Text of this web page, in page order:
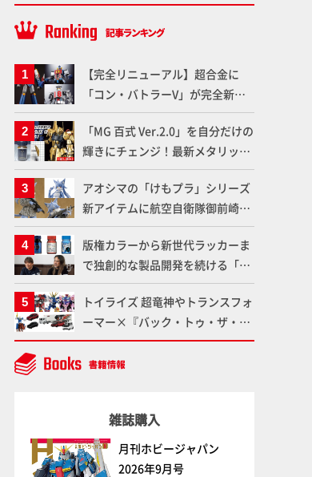
【完全リニューアル】超合金に
「コン・バトラーV」が完全新規
造形で登場！気になる仕様を試作
品の撮り下ろしでご紹介!!さらに
「大鉄人17」＆「ワンエイト」セ
ット情報もお届け！【超合金の
魂】
「MG 百式 Ver.2.0」を自分だけの
輝きにチェンジ！最新メタリック
塗料を使ってより金属感を増した
仕上がりに!!【試し読み】
アオシマの「けもプラ」シリーズ
新アイテムに航空自衛隊御前崎分
屯基地の公式キャラクターとして
誕生した「おまねこ」が着任！け
もプラ公式サイト限定版と通常版
の2ラインで発売！
版権カラーから新世代ラッカーま
で独創的な製品開発を続ける「ガ
イアノーツ」に塗料開発の裏側と
ラッカー塗料の未来についてイン
タビュー！
トイライズ 超竜神やトランスフォ
ーマー×『バック・トゥ・ザ・フ
ューチャー』コラボアイテムな
ど、タカラトミーの注目アイテム
雑誌購入
月刊ホビージャパン
2026年9月号